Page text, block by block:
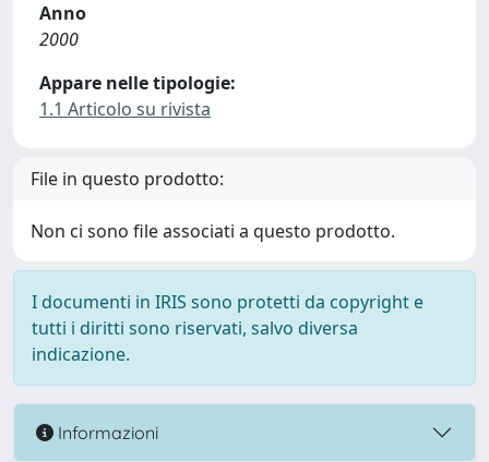
Anno
2000
Appare nelle tipologie:
1.1 Articolo su rivista
File in questo prodotto:
Non ci sono file associati a questo prodotto.
I documenti in IRIS sono protetti da copyright e
tutti i diritti sono riservati, salvo diversa
indicazione.
Informazioni